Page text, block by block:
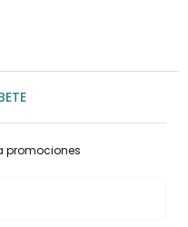
promociones